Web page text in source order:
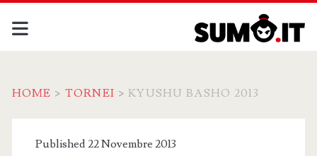
HOME > TORNEI > KYUSHU BASHO 2013
Categoria:
Published 22 Novembre 2013